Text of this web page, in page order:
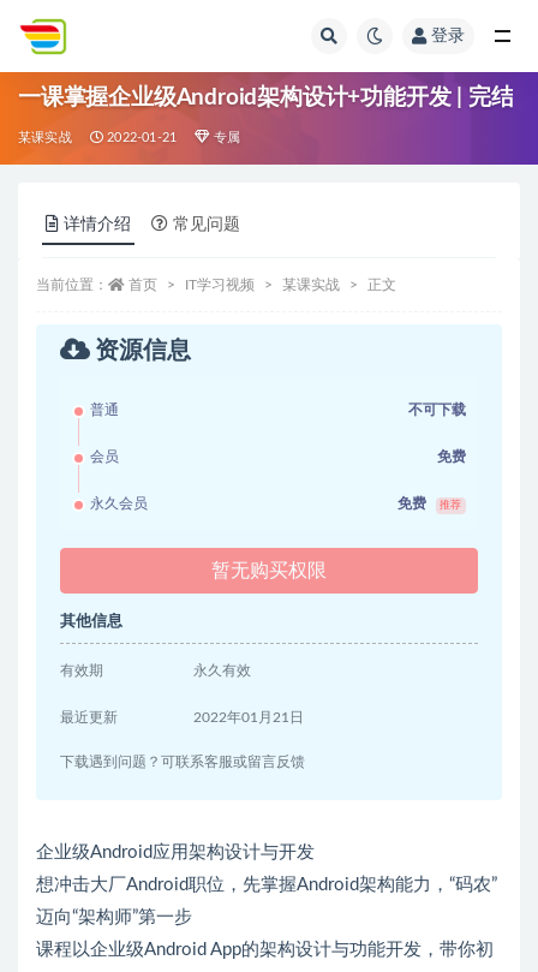
登录
一课掌握企业级Android架构设计+功能开发 | 完结
某课实战 2022-01-21 专属
详情介绍 常见问题
当前位置： 首页 IT学习视频 某课实战 正文
资源信息
普通 不可下载
会员 免费
永久会员 免费 推荐
暂无购买权限
其他信息
有效期 永久有效
最近更新 2022年01月21日
下载遇到问题？可联系客服或留言反馈
企业级Android应用架构设计与开发
想冲击大厂Android职位，先掌握Android架构能力，“码农”
迈向“架构师”第一步
课程以企业级Android App的架构设计与功能开发，带你初